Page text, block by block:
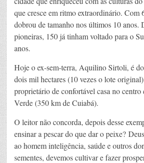
que cresce em ritmo extraordinário. Com
dobrou de tamanho nos últimos 10 anos.
pioneiras, 150 já tinham voltado para o
anos.
Hoje o ex-sem-terra, Aquilino Sirtoli, é
dois mil hectares (10 vezes o lote
proprietário de confortável casa no
Verde (350 km de Cuiabá).
O leitor não concorda, depois desse
ensinar a pescar do que dar o peixe?
ao homem inteligência, saúde e outros
sementes, devemos cultivar e fazer